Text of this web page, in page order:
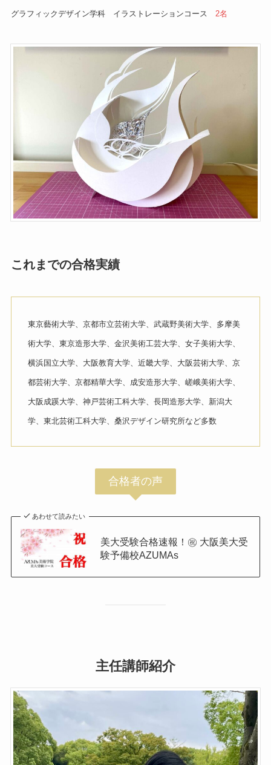
グラフィックデザイン学科 イラストレーションコース 2名
これまでの合格実績
東京藝術大学、京都市立芸術大学、武蔵野美術大学、多摩美
術大学、東京造形大学、金沢美術工芸大学、女子美術大学、
横浜国立大学、大阪教育大学、近畿大学、大阪芸術大学、京
都芸術大学、京都精華大学、成安造形大学、嵯峨美術大学、
大阪成蹊大学、神戸芸術工科大学、長岡造形大学、新潟大
学、東北芸術工科大学、桑沢デザイン研究所など多数
合格者の声
あわせて読みたい
美大受験合格速報！㊗️ 大阪美大受
験予備校AZUMAs
主任講師紹介